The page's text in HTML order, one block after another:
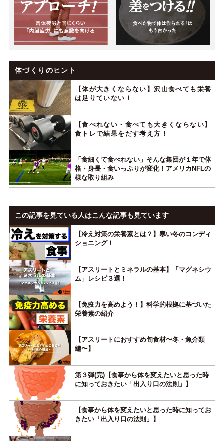
体づくりのヒント
【体が大きくならない】沢山食べても栄養
は足りていない！
【食べれない・食べても大きくならない】
食トレで結果をだす考え方！
「食細くて食べれない」そんな集団が１年で体
格・身長・食いっぷりが変化！アメリカNFLの
様な取り組み
この記事を見ている人はこんな記事も見ています
【冷え対策の栄養素とは？】寒い冬のコンディ
ショニング！
【アスリートとミネラルの基本】「マグネシウ
ム」レシピ３選！
【免疫力を高めよう！】科学的根拠に基づいた
栄養素の紹介
【アスリートにおすすめ旬食材〜冬・魚介類
編〜】
第３弾(完)【食事から体を変えたいと思った時
に知っておきたい「出入り口の法則」】
【食事から体を変えたいと思った時に知ってお
きたい「出入り口の法則」】